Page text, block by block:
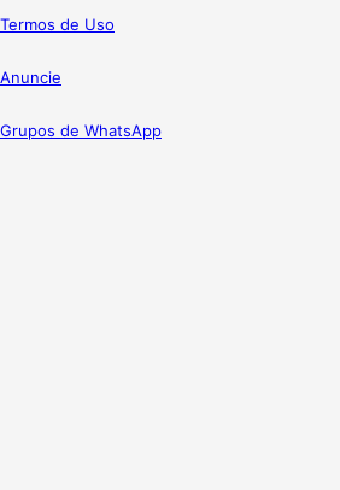
Termos de Uso
Anuncie
Grupos de WhatsApp